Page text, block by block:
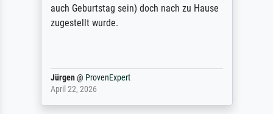
auch Geburtstag sein) doch nach zu Hause
zugestellt wurde.
Jürgen@ ProvenExpert
April 22, 2026